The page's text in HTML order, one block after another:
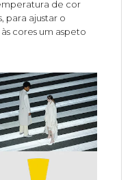
de cor
para ajustar o
cores um aspeto